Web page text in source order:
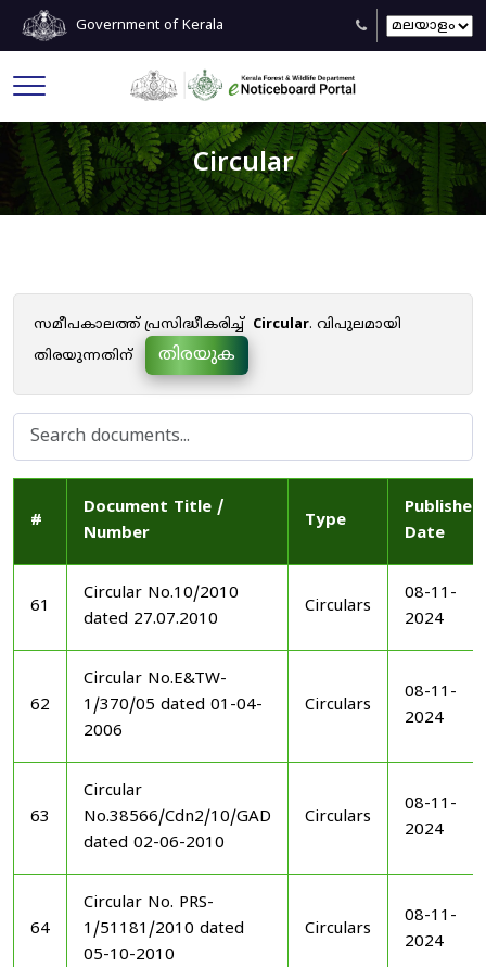
Government of Kerala
Circular
സമീപകാലത്ത് പ്രസിദ്ധീകരിച്ച് Circular. വിപുലമായി
തിരയുന്നതിന്
തിരയുക
#
Document Title /
Number
Type
Published
Date
61
Circular No.10/2010
dated 27.07.2010
Circulars
08-11-
2024
62
Circular No.E&TW-
1/370/05 dated 01-04-
2006
Circulars
08-11-
2024
63
Circular
No.38566/Cdn2/10/GAD
dated 02-06-2010
Circulars
08-11-
2024
64
Circular No. PRS-
1/51181/2010 dated
05-10-2010
Circulars
08-11-
2024